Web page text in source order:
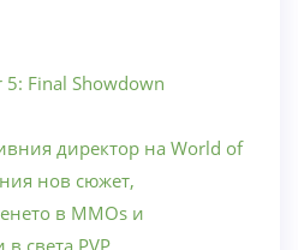
5: Final Showdown
директор на World of
нов сюжет,
в MMOs и